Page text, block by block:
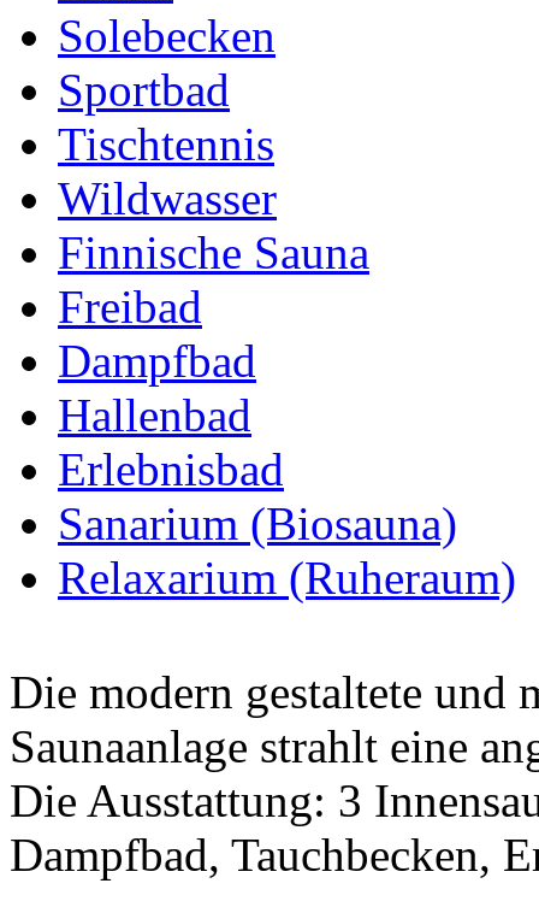
Solebecken
Sportbad
Tischtennis
Wildwasser
Finnische Sauna
Freibad
Dampfbad
Hallenbad
Erlebnisbad
Sanarium (Biosauna)
Relaxarium (Ruheraum)
Die modern gestaltete und
Saunaanlage strahlt eine
Die Ausstattung: 3
Dampfbad, Tauchbecken,